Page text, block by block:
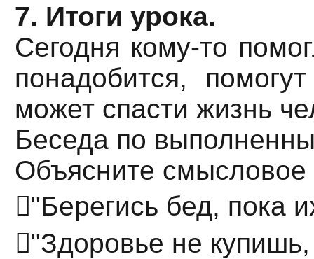
7. Итоги урока.
Сегодня кому-то
понадобится,
может спасти жизнь
Беседа по
Объясните смысловое
"Берегись бед, пока
"Здоровье не